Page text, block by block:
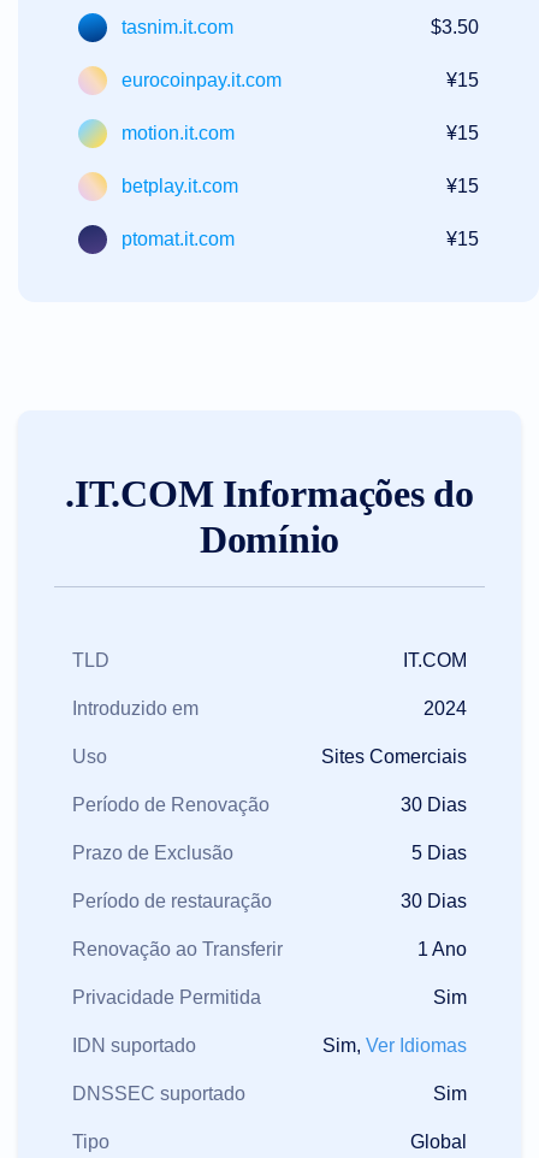
tasnim.it.com $3.50
eurocoinpay.it.com ¥15
motion.it.com ¥15
betplay.it.com ¥15
ptomat.it.com ¥15
.IT.COM Informações do
Domínio
TLD IT.COM
Introduzido em 2024
Uso Sites Comerciais
Período de Renovação 30 Dias
Prazo de Exclusão 5 Dias
Período de restauração 30 Dias
Renovação ao Transferir 1 Ano
Privacidade Permitida Sim
IDN suportado Sim, Ver Idiomas
DNSSEC suportado Sim
Tipo Global